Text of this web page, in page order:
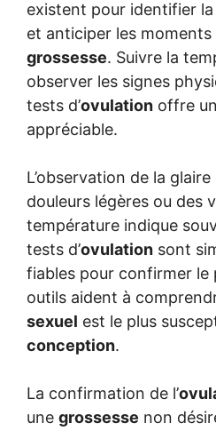
existent pour identifier la
et anticiper les moments
grossesse. Suivre la
observer les signes
tests d’ovulation offre
appréciable.
L’observation de la
douleurs légères ou des
température indique
tests d’ovulation sont
fiables pour confirmer le
outils aident à
sexuel est le plus
conception.
La confirmation de l’
une grossesse non